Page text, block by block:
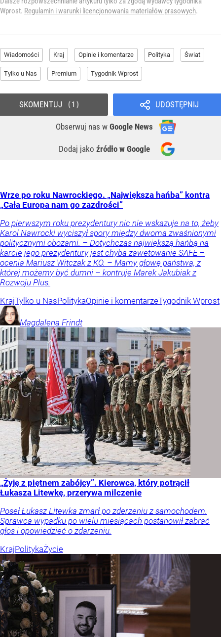
Wprost. Regulamin i warunki licencjonowania materiałów prasowych.
Wiadomości Kraj Opinie i komentarze Polityka Świat
Tylko u Nas Premium Tygodnik Wprost
UDOSTĘPNIJ
Obserwuj nas w Google News
Dodaj jako źródło w Google
SKOMENTUJ 1
Wrze po roku Nawrockiego. „Największa hańba” kontra
„Cała Europa nam go zazdrości”
Po pierwszym roku prezydentury nic nie wskazuje na to, żeby
Karol Nawrocki wyciszył spory między dwoma zwaśnionymi
politycznymi obozami. – Dotychczas największą hańbą na
karcie jego prezydentury jest chyba zawetowanie SAFE –
ocenia Mariusz Witczak z KO. – Mamy głowę państwa, z
której możemy być dumni – kontruje Marek Jakubiak z
Rozwoju Plus.
KrajTylko u NasPolitykaOpinie i komentarzeTygodnik Wprost
Magdalena Frindt
„Żyję z piętnem zabójcy”. Kierowca, który potrącił
Łukasza Litewkę, przerywa milczenie
Poseł Łukasz Litewka zmarł po zderzeniu z samochodem.
Sprawca wypadku po wielu miesiącach postanowił zabrać
głos i opowiedzieć o zdarzeniu.
KrajPolitykaŻycie